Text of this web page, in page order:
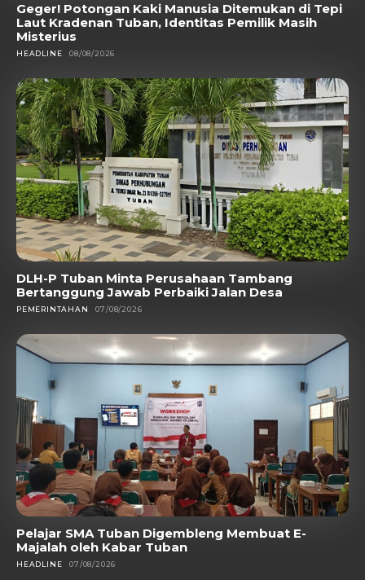
Geger! Potongan Kaki Manusia Ditemukan di Tepi
Laut Kradenan Tuban, Identitas Pemilik Masih
Misterius
HEADLINE 08/08/2026
DLH-P Tuban Minta Perusahaan Tambang
Bertanggung Jawab Perbaiki Jalan Desa
PEMERINTAHAN 07/08/2026
Pelajar SMA Tuban Digembleng Membuat E-
Majalah oleh Kabar Tuban
HEADLINE 07/08/2026